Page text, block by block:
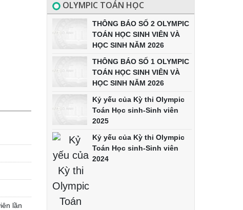
lần
OLYMPIC TOÁN HỌC
THÔNG BÁO SỐ 2 OLYMPIC
TOÁN HỌC SINH VIÊN VÀ
HỌC SINH NĂM 2026
THÔNG BÁO SỐ 1 OLYMPIC
TOÁN HỌC SINH VIÊN VÀ
HỌC SINH NĂM 2026
Kỷ yếu của Kỳ thi Olympic
Toán Học sinh-Sinh viên
2025
Kỷ yếu của Kỳ thi Olympic
Toán Học sinh-Sinh viên
2024